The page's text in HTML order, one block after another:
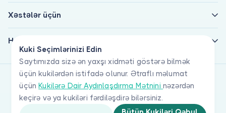
Kuki Seçimlərinizi Edin
Saytımızda sizə ən yaxşı xidməti göstərə bilmək
üçün kukilərdən istifadə olunur. Ətraflı məlumat
üçünKukilərə Dair Aydınlaşdırma Mətnini nəzərdən
keçirə və ya kukiləri fərdiləşdirə bilərsiniz.
Xəstələr üçün
Həkimlər üçün